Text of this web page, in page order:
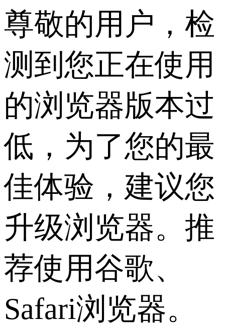
尊敬的用户，检
测到您正在使用
的浏览器版本过
低，为了您的最
佳体验，建议您
升级浏览器。推
荐使用谷歌、
Safari浏览器。